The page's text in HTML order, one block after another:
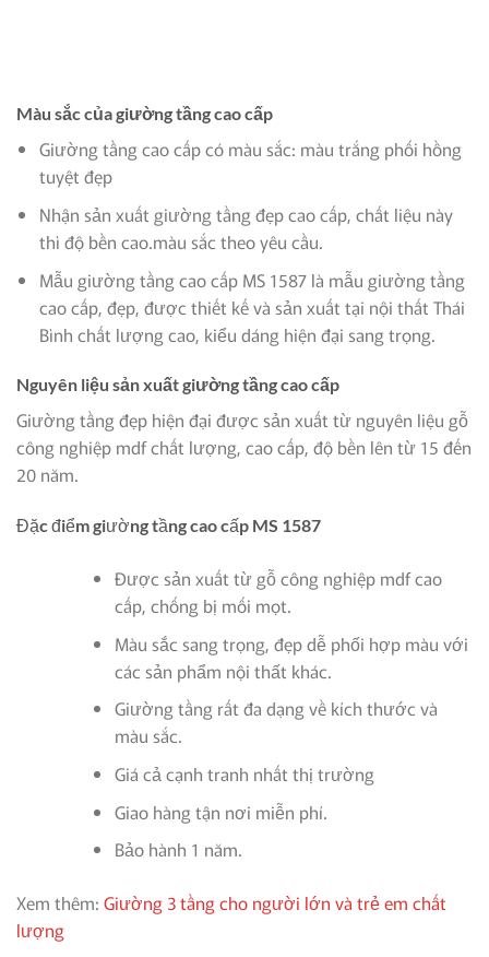
Màu sắc của giường tầng cao cấp
Giường tầng cao cấp có màu sắc: màu trắng phối hồng
tuyệt đẹp
Nhận sản xuất giường tầng đẹp cao cấp, chất liệu này
thì độ bền cao.màu sắc theo yêu cầu.
Mẫu giường tầng cao cấp MS 1587 là mẫu giường tầng
cao cấp, đẹp, được thiết kế và sản xuất tại nội thất Thái
Bình chất lượng cao, kiểu dáng hiện đại sang trọng.
Nguyên liệu sản xuấtgiường tầng cao cấp
Giường tầng đẹp hiện đại được sản xuất từ nguyên liệu gỗ
công nghiệp mdf chất lượng, cao cấp, độ bền lên từ 15 đến
20 năm.
Đặc điểm giường tầng cao cấp MS 1587
Được sản xuất từ gỗ công nghiệp mdf cao
cấp, chống bị mối mọt.
Màu sắc sang trọng, đẹp dễ phối hợp màu với
các sản phẩm nội thất khác.
Giường tầng rất đa dạng về kích thước và
màu sắc.
Giá cả cạnh tranh nhất thị trường
Giao hàng tận nơi miễn phí.
Bảo hành 1 năm.
Xem thêm: Giường 3 tầng cho người lớn và trẻ em chất
lượng